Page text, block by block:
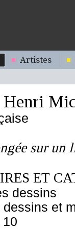
Artistes
sur un
ET
dessins
dessins et
10